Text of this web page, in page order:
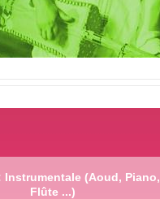
Instrumentale (Aoud, Piano,
Flûte ...)